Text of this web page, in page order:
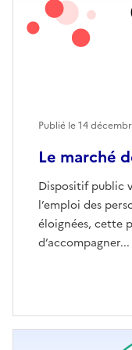
Le marché
Dispositif public
l’emploi des
éloignées, cette
d’accompagner...
Publié le 14